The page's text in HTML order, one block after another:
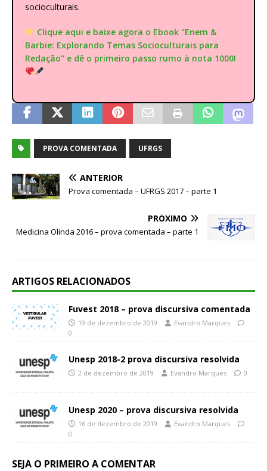
socioculturais.
Clique aqui e baixe agora o Ebook "Enem &
Barbie: Explorando Temas Socioculturais para
Redação" e dê o primeiro passo rumo à nota 1000!
PROVA COMENTADA UFRGS
ANTERIOR
Prova comentada – UFRGS 2017 – parte 1
PRÓXIMO
Medicina Olinda 2016 – prova comentada – parte 1
ARTIGOS RELACIONADOS
Fuvest 2018 – prova discursiva comentada
19 de dezembro de 2019
Evandro Marques
0
Unesp 2018-2 prova discursiva resolvida
2 de dezembro de 2019 Evandro Marques 0
Unesp 2020 – prova discursiva resolvida
16 de dezembro de 2019
Evandro Marques
0
SEJA O PRIMEIRO A COMENTAR